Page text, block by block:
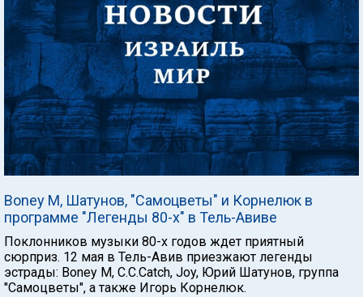
Boney M, Шатунов, "Самоцветы" и Корнелюк в
программе "Легенды 80-х" в Тель-Авиве
Поклонников музыки 80-х годов ждет приятный
сюрприз. 12 мая в Тель-Авив приезжают легенды
эстрады: Boney M, C.С.Сatch, Joy, Юрий Шатунов, группа
"Самоцветы", а также Игорь Корнелюк.